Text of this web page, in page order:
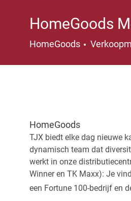
HomeGoods
HomeGoods Categorie
HomeGoods
TJX biedt elke dag nieuwe
dynamisch team dat
werkt in onze
Winner en TK Maxx): Je
een Fortune 100-bedrijf en